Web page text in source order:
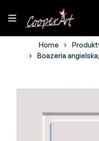
Home
Boazeria